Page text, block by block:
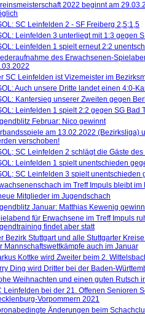
2022 beginnt am
SC Leinfelden 2 - SF Freiberg 2,5;1,5
Leinfelden 3 unterliegt mit 1:3 gegen
Leinfelden 1 spielt erneut 2:2
des Erwachsenen-
SC Leinfelden ist Vizemeister im
Auch unsere Dritte landet einen 4:0-
Kantersieg unserer Zweiten gegen
Leinfelden 1 spielt 2:2 gegen SG Bad
Februar: Nico gewinnt
am 13.02.2022 (Bezirksliga)
verschoben!
SC Leinfelden 2 schlägt die Gäste
Leinfelden 1 spielt unentschieden
SC Leinfelden 3 spielt unentschieden
im Treff Impuls bleibt
Mitglieder im Jugendschach
Januar: Matthias Kewenig
für Erwachsene im Treff Impuls
findet aber statt
Bezirk Stuttgart und alle Stuttgarter
Mannschaftswettkämpfe auch im Januar
Kottke wird Zweiter beim 2.
Ding wird Dritter bei der Baden-
Weihnachten und einen guten Rutsch
Leinfelden bei der 21. Offenen Senioren
Vorpommern 2021
Änderungen beim